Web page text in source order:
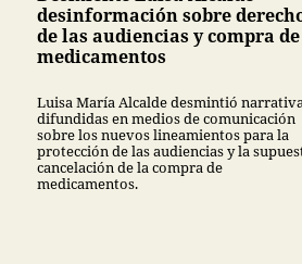
desinformación sobre
de las audiencias y compra de
medicamentos
Luisa María Alcalde desmintió
difundidas en medios de comunicación
sobre los nuevos lineamientos para la
protección de las audiencias y la
cancelación de la compra de
medicamentos.